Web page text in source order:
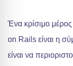
Ένα κρίσιμο
on Rails είναι η
είναι να